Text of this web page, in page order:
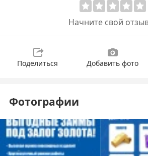
Начните свой
Поделиться Добавить фото
Фотографии